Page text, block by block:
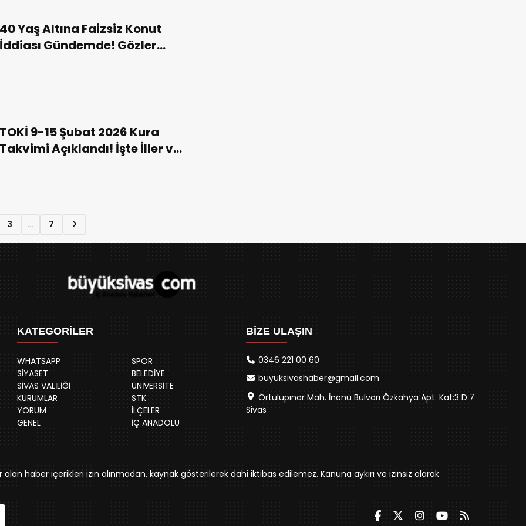
40 Yaş Altına Faizsiz Konut
İddiası Gündemde! Gözler
TOKİ 9-15 Şubat 2026 Kura
Takvimi Açıklandı! İşte İller ve
3 … 7
KATEGORİLER
WHATSAPP
SPOR
SİYASET
BELEDİYE
SİVAS VALİLİĞİ
ÜNİVERSİTE
KURUMLAR
STK
YORUM
İLÇELER
GENEL
İÇ ANADOLU
BİZE ULAŞIN
0346 221 00 60
buyuksivashaber@gmail.com
Örtülüpınar Mah. İnönü Bulvarı Özkahya Apt. Kat:3 D:7
Sivas
alan haber içerikleri izin alınmadan, kaynak gösterilerek dahi iktibas edilemez. Kanuna aykırı ve izinsiz olarak